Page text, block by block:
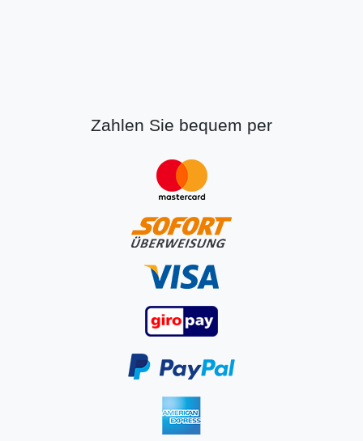
Zahlen Sie bequem per